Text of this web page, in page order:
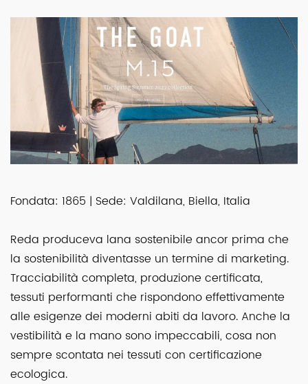
Fondata: 1865 | Sede: Valdilana, Biella, Italia
Reda produceva lana sostenibile ancor prima che
la sostenibilità diventasse un termine di marketing.
Tracciabilità completa, produzione certificata,
tessuti performanti che rispondono effettivamente
alle esigenze dei moderni abiti da lavoro. Anche la
vestibilità e la mano sono impeccabili, cosa non
sempre scontata nei tessuti con certificazione
ecologica.